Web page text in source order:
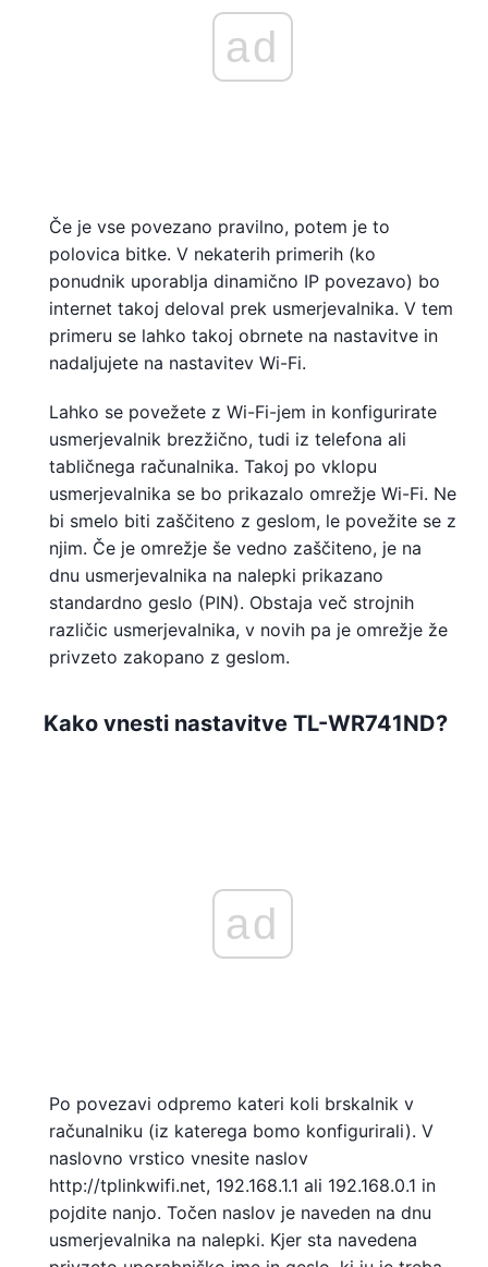
ad
Če je vse povezano pravilno, potem je to
polovica bitke. V nekaterih primerih (ko
ponudnik uporablja dinamično IP povezavo) bo
internet takoj deloval prek usmerjevalnika. V tem
primeru se lahko takoj obrnete na nastavitve in
nadaljujete na nastavitev Wi-Fi.
Lahko se povežete z Wi-Fi-jem in konfigurirate
usmerjevalnik brezžično, tudi iz telefona ali
tabličnega računalnika. Takoj po vklopu
usmerjevalnika se bo prikazalo omrežje Wi-Fi. Ne
bi smelo biti zaščiteno z geslom, le povežite se z
njim. Če je omrežje še vedno zaščiteno, je na
dnu usmerjevalnika na nalepki prikazano
standardno geslo (PIN). Obstaja več strojnih
različic usmerjevalnika, v novih pa je omrežje že
privzeto zakopano z geslom.
Kako vnesti nastavitve TL-WR741ND?
ad
Po povezavi odpremo kateri koli brskalnik v
računalniku (iz katerega bomo konfigurirali). V
naslovno vrstico vnesite naslov
http://tplinkwifi.net, 192.168.1.1 ali 192.168.0.1 in
pojdite nanjo. Točen naslov je naveden na dnu
usmerjevalnika na nalepki. Kjer sta navedena